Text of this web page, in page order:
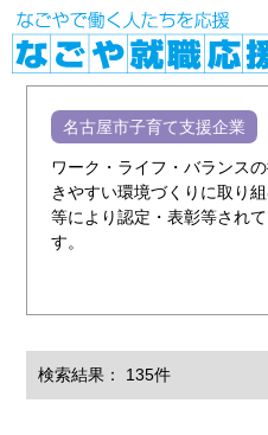
名古屋市子育て支援企業
ワーク・ライフ・バランス
きやすい環境づくりに取り
等により認定・表彰等され
す。
検索結果： 135件